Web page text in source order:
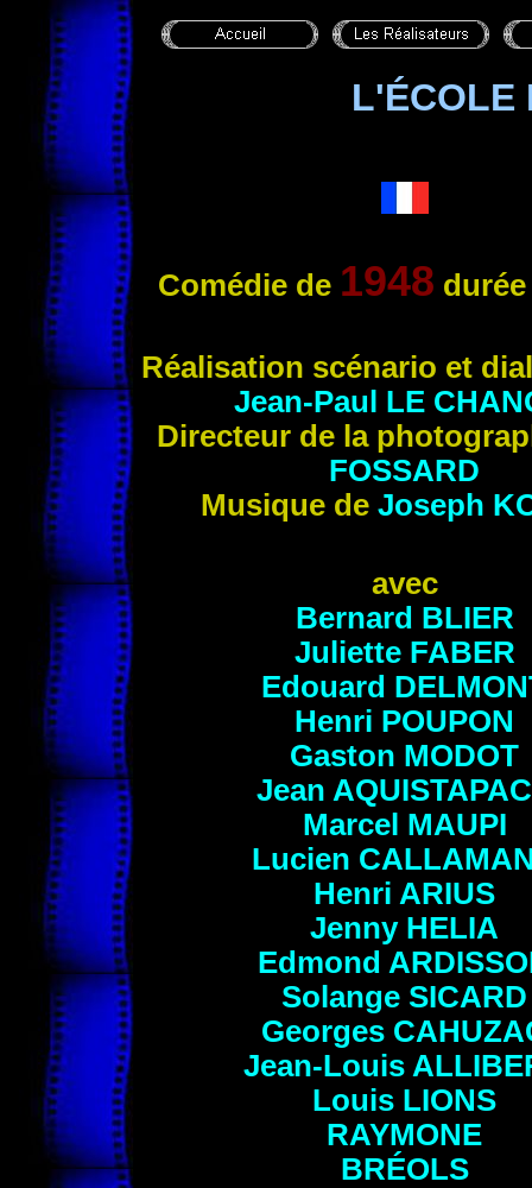
L'ÉCOLE
Comédie de 1948
Réalisation scénario et
Jean-Paul LE
Directeur de la
FOSSARD
Musique de Joseph
avec
Bernard BLIER
Juliette FABER
Edouard
Henri POUPON
Gaston MODOT
Jean
Marcel MAUPI
Lucien
Henri ARIUS
Jenny HELIA
Edmond
Solange SICARD
Georges
Jean-Louis
Louis LIONS
RAYMONE
BRÉOLS